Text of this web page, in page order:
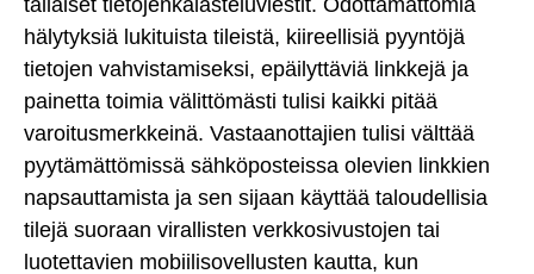
hälytyksiä lukituista tileistä, kiireellisiä pyyntöjä
tietojen vahvistamiseksi, epäilyttäviä linkkejä ja
painetta toimia välittömästi tulisi kaikki pitää
varoitusmerkkeinä. Vastaanottajien tulisi välttää
pyytämättömissä sähköposteissa olevien linkkien
napsauttamista ja sen sijaan käyttää taloudellisia
tilejä suoraan virallisten verkkosivustojen tai
luotettavien mobiilisovellusten kautta, kun